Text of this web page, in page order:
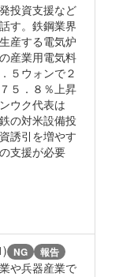
投資支援など
す。鉄鋼業界
産する電気炉
産業用電気料
５ウォンで２
５．８％上昇
ウク代表は
の対米設備投
誘引を増やす
支援が必要
NG 報告
や兵器産業で